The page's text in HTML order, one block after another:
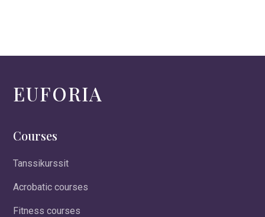
EUFORIA
Courses
Tanssikurssit
Acrobatic courses
Fitness courses